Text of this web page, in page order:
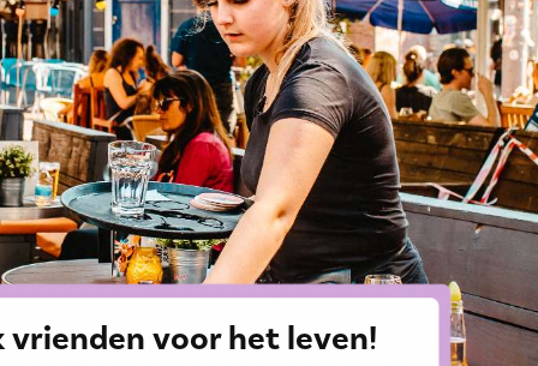
vrienden voor het leven!